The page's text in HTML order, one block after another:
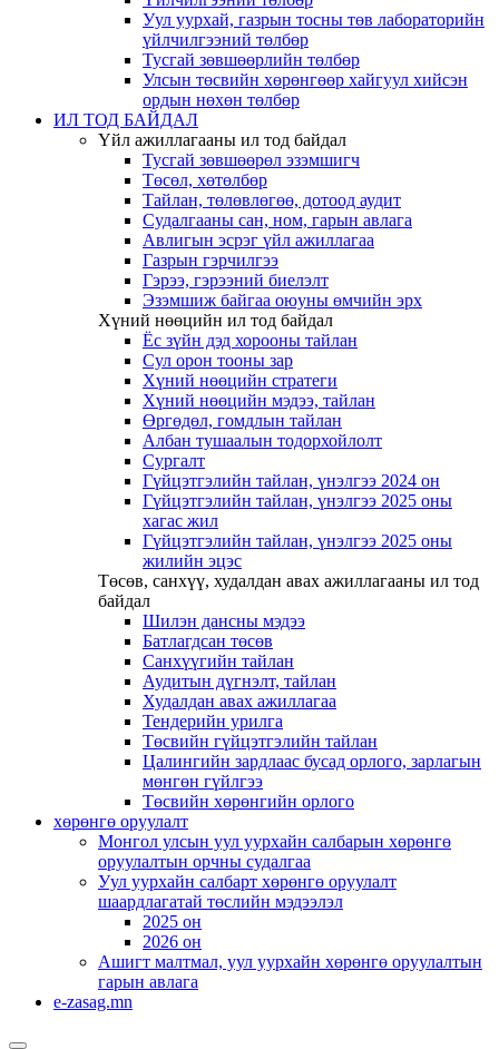
Уул уурхай, газрын тосны төв лабораторийн
үйлчилгээний төлбөр
Тусгай зөвшөөрлийн төлбөр
Улсын төсвийн хөрөнгөөр хайгуул хийсэн
ордын нөхөн төлбөр
ИЛ ТОД БАЙДАЛ
Үйл ажиллагааны ил тод байдал
Тусгай зөвшөөрөл эзэмшигч
Төсөл, хөтөлбөр
Тайлан, төлөвлөгөө, дотоод аудит
Судалгааны сан, ном, гарын авлага
Авлигын эсрэг үйл ажиллагаа
Газрын гэрчилгээ
Гэрээ, гэрээний биелэлт
Эзэмшиж байгаа оюуны өмчийн эрх
Хүний нөөцийн ил тод байдал
Ёс зүйн дэд хорооны тайлан
Сул орон тооны зар
Хүний нөөцийн стратеги
Хүний нөөцийн мэдээ, тайлан
Өргөдөл, гомдлын тайлан
Албан тушаалын тодорхойлолт
Сургалт
Гүйцэтгэлийн тайлан, үнэлгээ 2024 он
Гүйцэтгэлийн тайлан, үнэлгээ 2025 оны
хагас жил
Гүйцэтгэлийн тайлан, үнэлгээ 2025 оны
жилийн эцэс
Төсөв, санхүү, худалдан авах ажиллагааны ил тод
байдал
Шилэн дансны мэдээ
Батлагдсан төсөв
Санхүүгийн тайлан
Аудитын дүгнэлт, тайлан
Худалдан авах ажиллагаа
Тендерийн урилга
Төсвийн гүйцэтгэлийн тайлан
Цалингийн зардлаас бусад орлого, зарлагын
мөнгөн гүйлгээ
Төсвийн хөрөнгийн орлого
хөрөнгө оруулалт
Монгол улсын уул уурхайн салбарын хөрөнгө
оруулалтын орчны судалгаа
Уул уурхайн салбарт хөрөнгө оруулалт
шаардлагатай төслийн мэдээлэл
2025 он
2026 он
Ашигт малтмал, уул уурхайн хөрөнгө оруулалтын
гарын авлага
e-zasag.mn